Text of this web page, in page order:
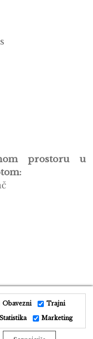
prostoru u
Obavezni
Trajni
Statistika
Marketing